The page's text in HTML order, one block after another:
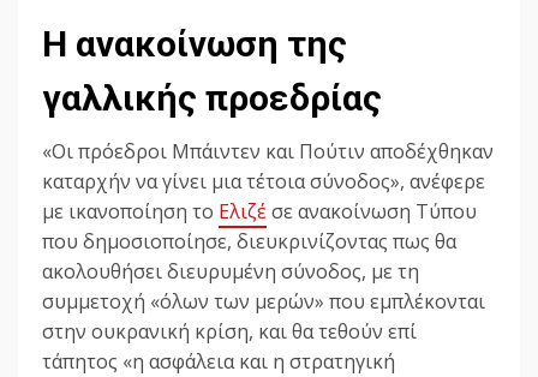
Η ανακοίνωση της
γαλλικής προεδρίας
«Οι πρόεδροι Μπάιντεν και Πούτιν αποδέχθηκαν
καταρχήν να γίνει μια τέτοια σύνοδος», ανέφερε
με ικανοποίηση το Ελιζέσε ανακοίνωση Τύπου
που δημοσιοποίησε, διευκρινίζοντας πως θα
ακολουθήσει διευρυμένη σύνοδος, με τη
συμμετοχή «όλων των μερών» που εμπλέκονται
στην ουκρανική κρίση, και θα τεθούν επί
τάπητος «η ασφάλεια και η στρατηγική